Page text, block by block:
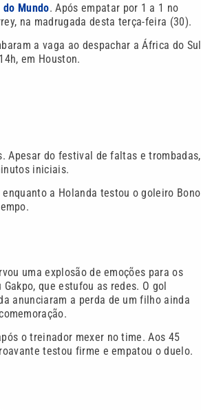
do Mundo. Após empatar por 1 a 1 no
na madrugada desta terça-feira (30).
a vaga ao despachar a África do Sul
em Houston.
Apesar do festival de faltas e trombadas,
iniciais.
a Holanda testou o goleiro Bono
uma explosão de emoções para os
que estufou as redes. O gol
anunciaram a perda de um filho ainda
o treinador mexer no time. Aos 45
testou firme e empatou o duelo.